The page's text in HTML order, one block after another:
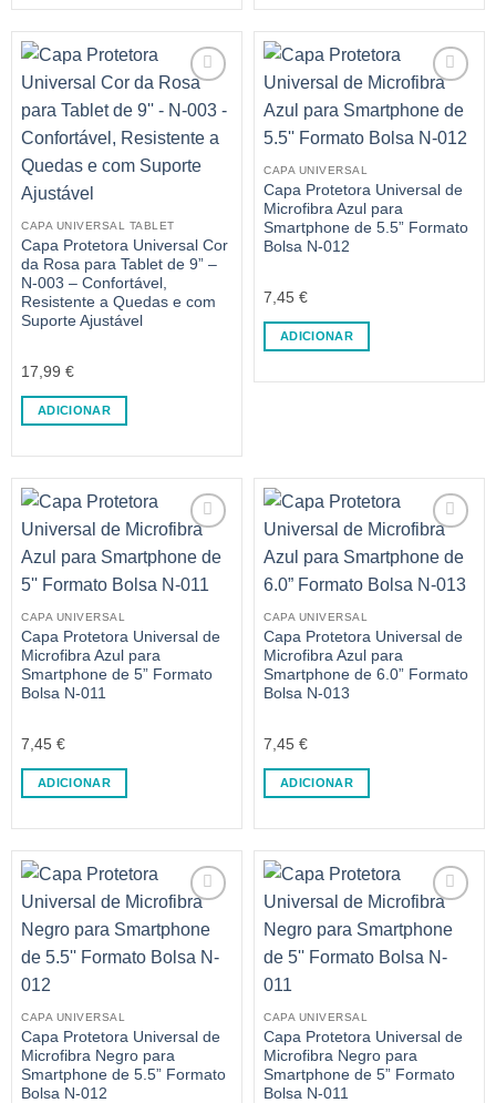
CAPA UNIVERSAL TABLET
Capa Protetora Universal Cor
da Rosa para Tablet de 9” –
N-003 – Confortável,
Resistente a Quedas e com
Suporte Ajustável
17,99 €
ADICIONAR
CAPA UNIVERSAL
Capa Protetora Universal de
Microfibra Azul para
Smartphone de 5.5” Formato
Bolsa N-012
7,45 €
ADICIONAR
CAPA UNIVERSAL
Capa Protetora Universal de
Microfibra Azul para
Smartphone de 5” Formato
Bolsa N-011
7,45 €
ADICIONAR
CAPA UNIVERSAL
Capa Protetora Universal de
Microfibra Azul para
Smartphone de 6.0” Formato
Bolsa N-013
7,45 €
ADICIONAR
CAPA UNIVERSAL
Capa Protetora Universal de
Microfibra Negro para
Smartphone de 5.5” Formato
Bolsa N-012
CAPA UNIVERSAL
Capa Protetora Universal de
Microfibra Negro para
Smartphone de 5” Formato
Bolsa N-011